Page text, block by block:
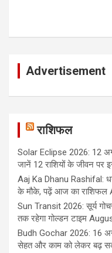
Advertisement
राशिफल
Solar Eclipse 2026: 12
जानें 12 राशियों के जीवन पर
Aaj Ka Dhanu Rashifal:
के मौके, पढ़ें आज का राशिफल
Sun Transit 2026: सूर्य
तक रहेगा गोल्डन टाइम
Budh Gochar 2026: 16
सेहत और काम को लेकर बढ़